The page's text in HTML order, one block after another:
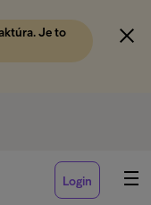
Je to
Login